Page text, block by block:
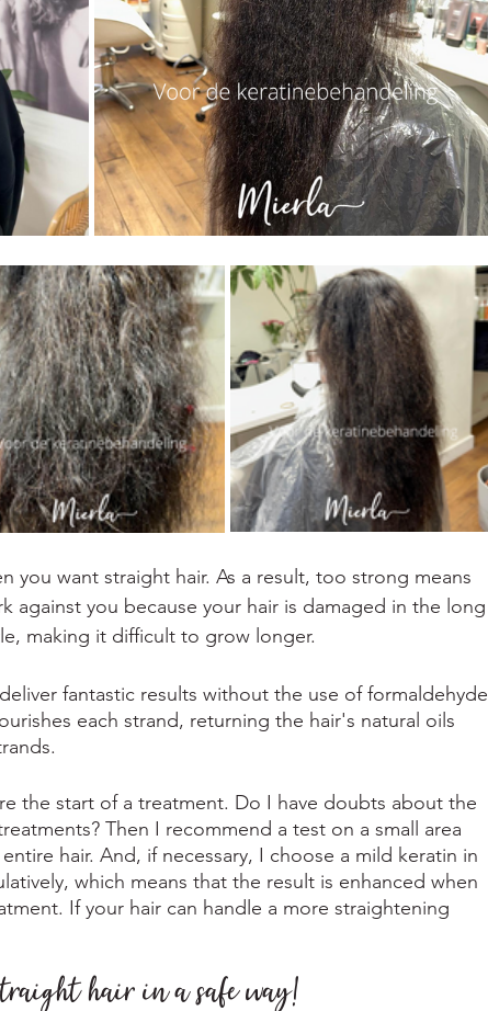
you want straight hair. As a result, too strong means
against you because your hair is damaged in the long
making it difficult to grow longer.
fantastic results without the use of formaldehyde
each strand, returning the hair's natural oils
the start of a treatment. Do I have doubts about the
Then I recommend a test on a small area
hair. And, if necessary, I choose a mild keratin in
which means that the result is enhanced when
If your hair can handle a more straightening
hair in a safe way!